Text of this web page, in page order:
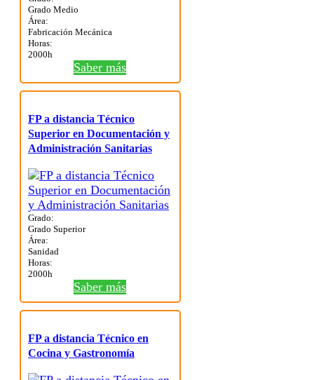
Grado Medio
Área:
Fabricación Mecánica
Horas:
2000h
Saber más
FP a distancia Técnico
Superior en Documentación y
Administración Sanitarias
Grado:
Grado Superior
Área:
Sanidad
Horas:
2000h
Saber más
FP a distancia Técnico en
Cocina y Gastronomía